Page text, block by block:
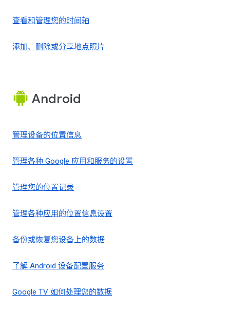
查看和管理您的时间轴
添加、删除或分享地点照片
Android
管理设备的位置信息
管理各种 Google 应用和服务的设置
管理您的位置记录
管理各种应用的位置信息设置
备份或恢复您设备上的数据
了解 Android 设备配置服务
Google TV 如何处理您的数据